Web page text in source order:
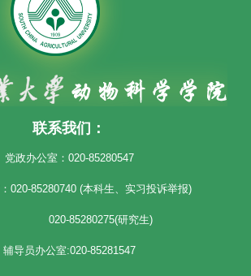
联系我们：
党政办公室：020-85280547
020-85280740 (本科生、实习投诉举报)
85280275(研究生)
辅导员办公室:020-85281547